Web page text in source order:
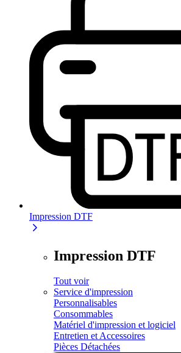
Impression DTF
Impression DTF
Tout voir
Service d'impression
Personnalisables
Consommables
Matériel d'impression et logiciel
Entretien et Accessoires
Pièces Détachées